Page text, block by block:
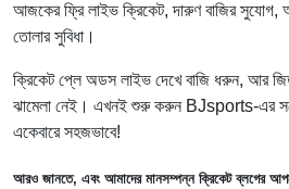
আজকের ফ্রি লাইভ ক্রিকেট, দারুণ বাজির সুযোগ,
তোলার সুবিধা।
ক্রিকেট প্লে অডস লাইভ দেখে বাজি ধরুন, আর
ঝামেলা নেই। এখনই শুরু করুন BJsports-এর
একেবারে সহজভাবে!
আরও জানতে, এবং আমাদের মানসম্পন্ন ক্রিকেট ব্লগের